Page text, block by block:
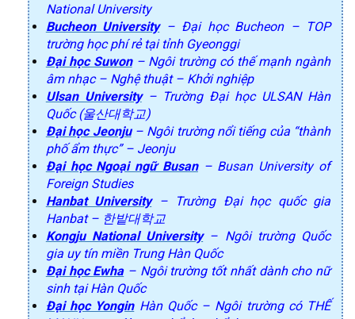
National University
Bucheon University– Đại học Bucheon – TOP
trường học phí rẻ tại tỉnh Gyeonggi
Đại học Suwon– Ngôi trường có thế mạnh ngành
âm nhạc – Nghệ thuật – Khởi nghiệp
Ulsan University– Trường Đại học ULSAN Hàn
Quốc (울산대학교)
Đại học Jeonju– Ngôi trường nổi tiếng của “thành
phố ẩm thực” – Jeonju
Đại học Ngoại ngữ Busan– Busan University of
Foreign Studies
Hanbat University– Trường Đại học quốc gia
Hanbat – 한밭대학교
Kongju National University– Ngôi trường Quốc
gia uy tín miền Trung Hàn Quốc
Đại học Ewha– Ngôi trường tốt nhất dành cho nữ
sinh tại Hàn Quốc
Đại học YonginHàn Quốc – Ngôi trường có THẾ